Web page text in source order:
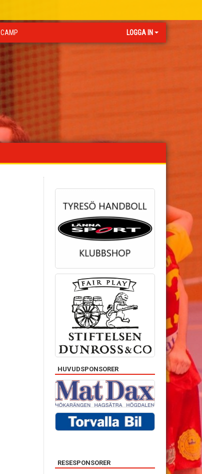
CAMP LOGGA IN
HUVUDSPONSORER
RESESPONSORER